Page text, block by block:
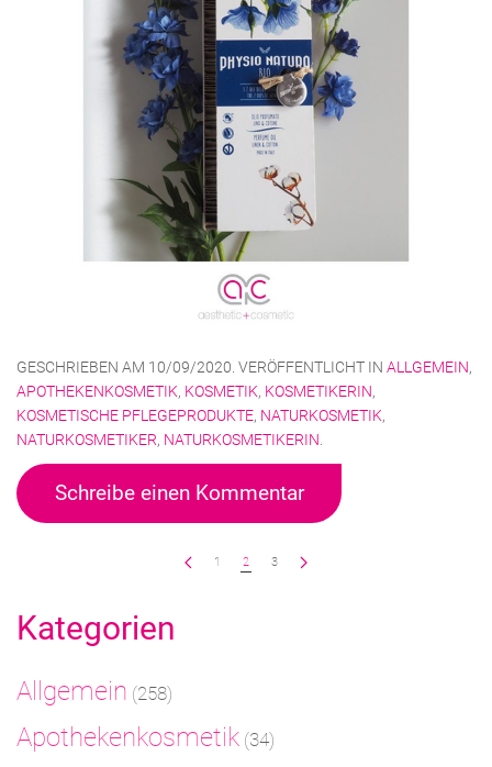
GESCHRIEBEN AM 10/09/2020. VERÖFFENTLICHT IN ALLGEMEIN,
APOTHEKENKOSMETIK, KOSMETIK, KOSMETIKERIN,
KOSMETISCHE PFLEGEPRODUKTE, NATURKOSMETIK,
NATURKOSMETIKER, NATURKOSMETIKERIN.
Schreibe einen Kommentar
1 2 3
Kategorien
Allgemein (258)
Apothekenkosmetik (34)